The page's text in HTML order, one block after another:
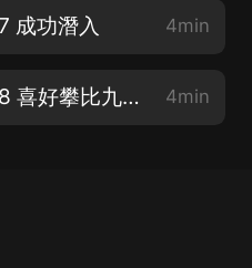
成功潛入 4min
皇后，你又調皮了 008 喜好攀比九皇子 4min